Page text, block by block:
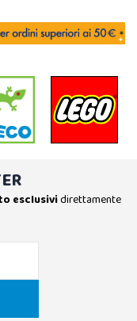
esclusividirettamente